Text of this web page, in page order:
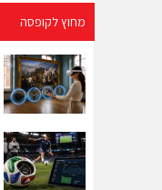
מחוץ לקופסה